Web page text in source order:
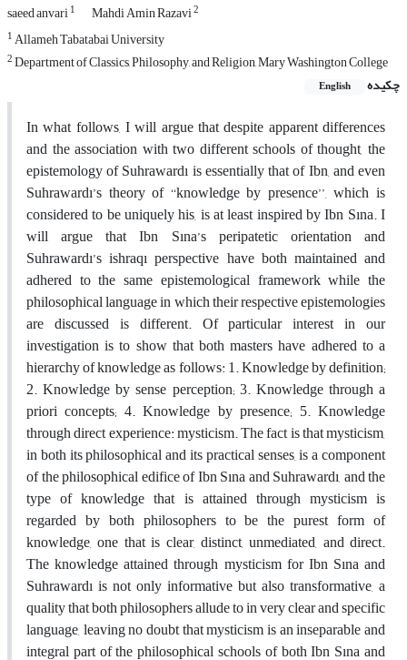
saeed anvari1 Mahdi Amin Razavi2
1Allameh Tabatabai University
2Department of Classics, Philosophy, and Religion, Mary Washington College
چکیده
English
In what follows, I will argue that despite apparent differences
and the association with two different schools of thought, the
epistemology of Suhrawardı is essentially that of Ibn, and even
Suhrawardı’s theory of ‘‘knowledge by presence’’,which is
considered to be uniquely his, is at least inspired by Ibn Sına. I
will argue that Ibn Sına’s peripatetic orientation and
Suhrawardı’sishraqıperspective have both maintained and
adhered to the same epistemological framework while the
philosophical language in which their respective epistemologies
are discussed is different. Of particular interest in our
investigation is to show that both masters have adhered to a
hierarchy of knowledge as follows: 1. Knowledge by definition;
2. Knowledge by sense perception; 3. Knowledge through a
priori concepts; 4. Knowledge by presence; 5. Knowledge
through direct experience: mysticism. The fact is that mysticism,
in both its philosophical and its practical senses, is a component
of the philosophical edifice of Ibn Sına and Suhrawardı, and the
type of knowledge that is attained through mysticism is
regarded by both philosophers to be the purest form of
knowledge, one that is clear, distinct, unmediated, and direct.
The knowledge attained through mysticism for Ibn Sına and
Suhrawardı is not only informative but also transformative, a
quality that both philosophers allude to in very clear and specific
language, leaving no doubt that mysticism is an inseparable and
integral part of the philosophical schools of both Ibn Sına and